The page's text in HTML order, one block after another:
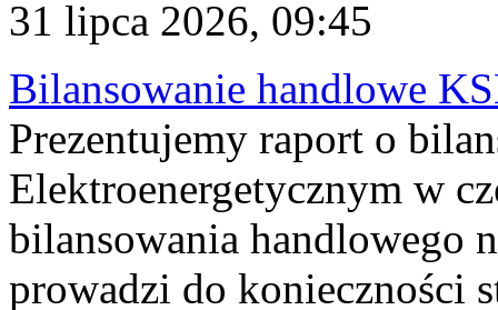
31 lipca 2026, 09:45
Bilansowanie handlowe
Prezentujemy raport o
Elektroenergetycznym w
bilansowania handlowego
prowadzi do konieczności